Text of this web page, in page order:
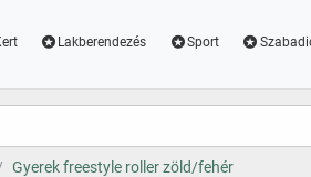
Lakberendezés Sport
Gyerek freestyle roller zöld/fehér